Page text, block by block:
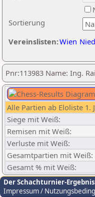
Sortierung
Vereinslisten:Wien
Pnr:113983 Name: Ing.
Alle Partien ab Eloliste 1.
Siege mit Weiß:
Remisen mit Weiß:
Verluste mit Weiß:
Gesamtpartien mit Weiß:
Gesamt % mit Weiß:
Der Schachturnier-
Impressum /